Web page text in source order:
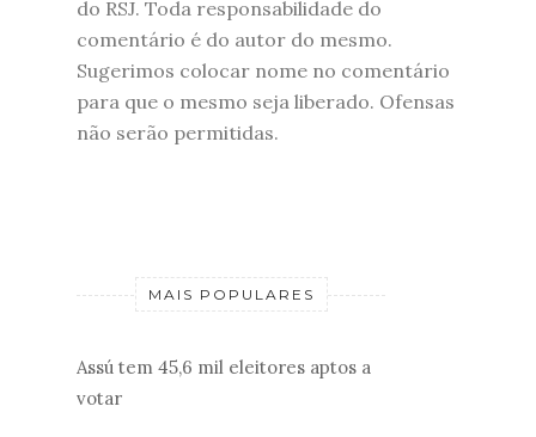
do RSJ. Toda responsabilidade do
comentário é do autor do mesmo.
Sugerimos colocar nome no comentário
para que o mesmo seja liberado. Ofensas
não serão permitidas.
MAIS POPULARES
Assú tem 45,6 mil eleitores aptos a
votar